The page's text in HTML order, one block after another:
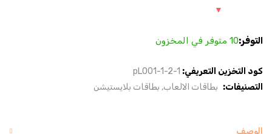
التوفر:10 متوفر في المخزون
كود التخزين التعريفي: pL001-1-2-1
التصنيفات: بطاقات الالعاب بطاقات بلايستيشن
الوصف